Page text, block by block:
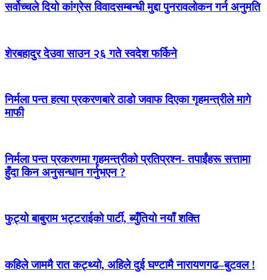
सर्वोच्चले दियो कांग्रेस विवादसम्बन्धी मुद्दा पुनरावलोकन गर्न अनुमति
शेरबहादुर देउवा साउन २६ गते स्वदेश फर्किने
निर्मला पन्त हत्या प्रकरणबारे ठाडो जवाफ दिएका गृहमन्त्रीले मागे
माफी
निर्मला पन्त प्रकरणमा गृहमन्त्रीको प्रतिप्रश्न- तपाईंहरू सत्तामा
हुँदा किन अनुसन्धान गर्नुभएन ?
फुट्यो बाबुराम भट्टराईको पार्टी, ब्युँतियो नयाँ शक्ति
कहिले जाममै रात कट्थ्यो, अहिले दुई घण्टामै नारायणगढ–बुटवल !